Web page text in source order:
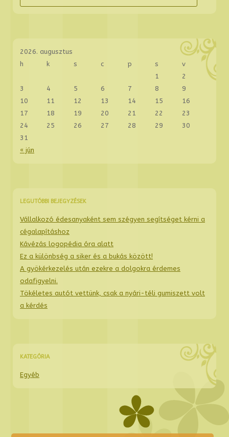
é
2026. augusztus
h
k s c p s v
« jún
1
2
3
4 5 6 7 8
9
10
11 12 13 14 15
16
17
18 19 20 21 22
23
24
25 26 27 28 29
30
31
LEGUTÓBBI BEJEGYZÉSEK
Vállalkozó édesanyaként sem szégyen segítséget kérni a
cégalapításhoz
Kávézás logopédia óra alatt
Ez a különbség a siker és a bukás között!
A gyökérkezelés után ezekre a dolgokra érdemes
odafigyelni.
Tökéletes autót vettünk, csak a nyári-téli gumiszett volt
a kérdés
KATEGÓRIA
Egyéb